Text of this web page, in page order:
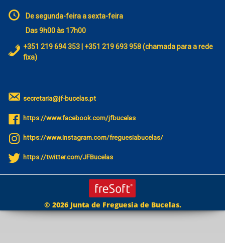
De segunda-feira a sexta-feira
Das 9h00 às 17h00
+351 219 694 353 | +351 219 693 958 (chamada para a rede
fixa)
secretaria@jf-bucelas.pt
https://www.facebook.com/jfbucelas
https://www.instagram.com/freguesiabucelas/
https://twitter.com/JFBucelas
© 2026 Junta de Freguesia de Bucelas.